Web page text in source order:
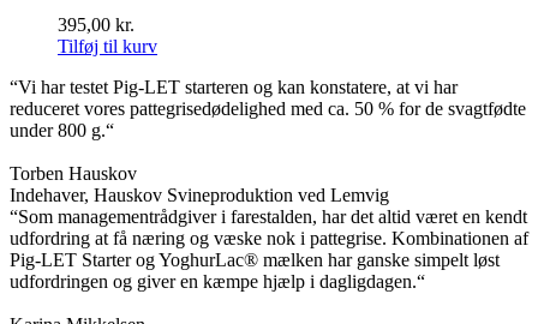
395,00 kr.
Tilføj til kurv
“Vi har testet Pig-LET starteren og kan konstatere, at vi har
reduceret vores pattegrisedødelighed med ca. 50 % for de svagtfødte
under 800 g.“
Torben Hauskov
Indehaver, Hauskov Svineproduktion ved Lemvig
“Som managementrådgiver i farestalden, har det altid været en kendt
udfordring at få næring og væske nok i pattegrise. Kombinationen af
Pig-LET Starter og YoghurLac® mælken har ganske simpelt løst
udfordringen og giver en kæmpe hjælp i dagligdagen.“